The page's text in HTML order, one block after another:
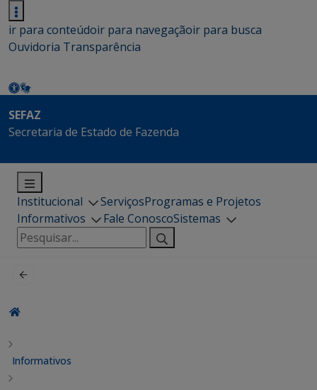
ir para conteúdoir para navegaçãoir para busca
Ouvidoria Transparência
SEFAZ
Secretaria de Estado de Fazenda
Institucional ServiçosProgramas e Projetos
Informativos
Fale ConoscoSistemas
Pesquisar
por:
Informativos